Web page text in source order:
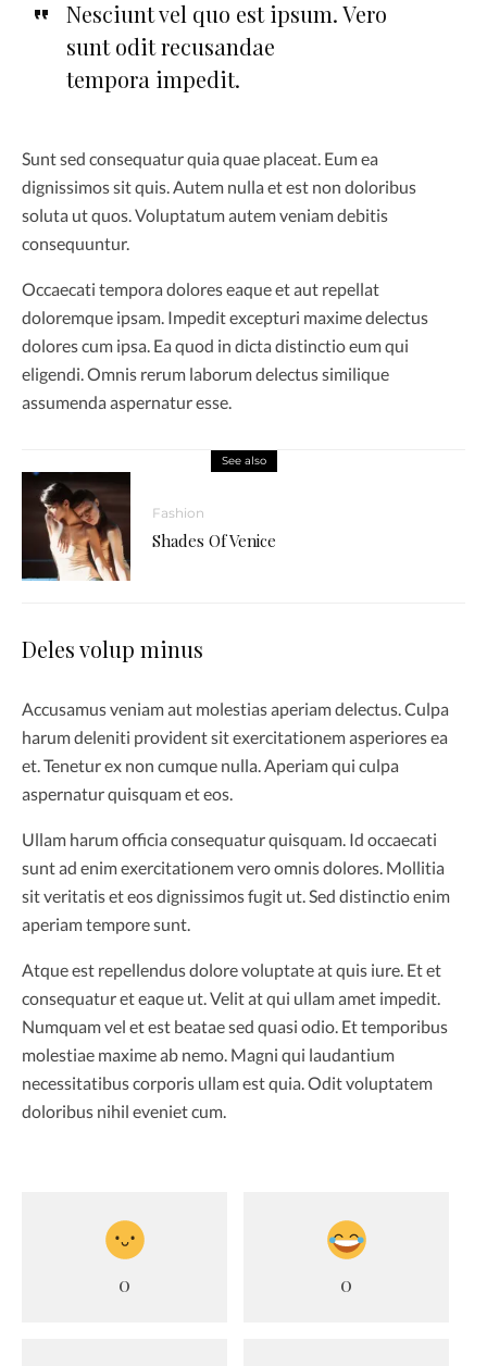
Nesciunt vel quo est ipsum. Vero
sunt odit recusandae
tempora impedit.
Sunt sed consequatur quia quae placeat. Eum ea
dignissimos sit quis. Autem nulla et est non doloribus
soluta ut quos. Voluptatum autem veniam debitis
consequuntur.
Occaecati tempora dolores eaque et aut repellat
doloremque ipsam. Impedit excepturi maxime delectus
dolores cum ipsa. Ea quod in dicta distinctio eum qui
eligendi. Omnis rerum laborum delectus similique
assumenda aspernatur esse.
See also
Fashion
Shades Of Venice
Deles volup minus
Accusamus veniam aut molestias aperiam delectus. Culpa
harum deleniti provident sit exercitationem asperiores ea
et. Tenetur ex non cumque nulla. Aperiam qui culpa
aspernatur quisquam et eos.
Ullam harum officia consequatur quisquam. Id occaecati
sunt ad enim exercitationem vero omnis dolores. Mollitia
sit veritatis et eos dignissimos fugit ut. Sed distinctio enim
aperiam tempore sunt.
Atque est repellendus dolore voluptate at quis iure. Et et
consequatur et eaque ut. Velit at qui ullam amet impedit.
Numquam vel et est beatae sed quasi odio. Et temporibus
molestiae maxime ab nemo. Magni qui laudantium
necessitatibus corporis ullam est quia. Odit voluptatem
doloribus nihil eveniet cum.
0 0